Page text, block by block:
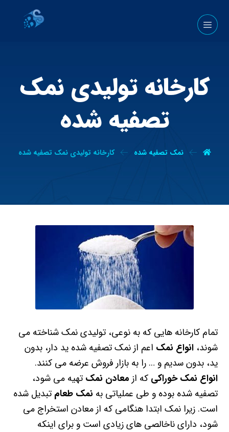
کارخانه تولیدی نمک
تصفیه شده
نمک تصفیه شده کارخانه تولیدی نمک تصفیه شده
تمام کارخانه هایی که به نوعی، تولیدی نمک شناخته می
شوند،انواع نمک اعم از نمک تصفیه شده ید دار، بدون
ید، بدون سدیم و … را به بازار فروش عرضه می کنند.
انواع نمک خوراکی که از معادن نمک تهیه می شود،
تصفیه شده بوده و طی عملیاتی به نمک طعام تبدیل شده
است. زیرا نمک ابتدا هنگامی که از معادن استخراج می
شود، دارای ناخالصی های زیادی است و برای اینکه